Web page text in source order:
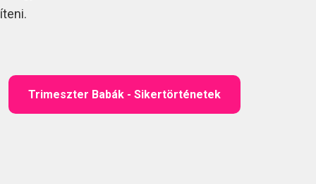
Trimeszter Babák - Sikertörténetek